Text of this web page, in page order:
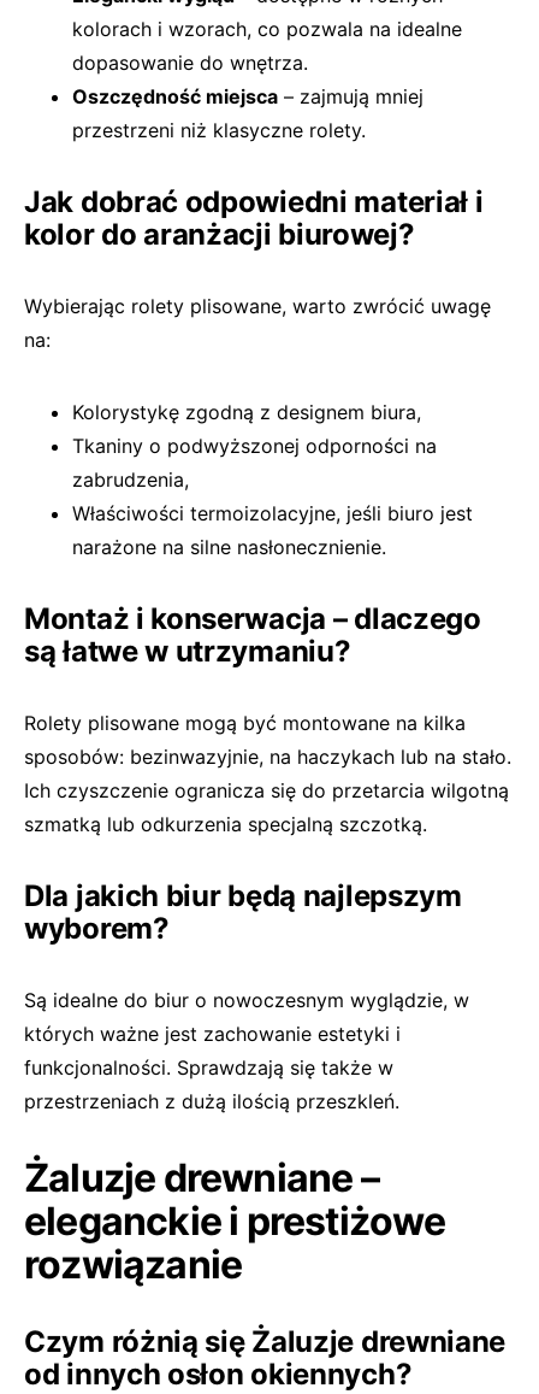
kolorach i wzorach, co pozwala na idealne
dopasowanie do wnętrza.
Oszczędność miejsca – zajmują mniej
przestrzeni niż klasyczne rolety.
Jak dobrać odpowiedni materiał i
kolor do aranżacji biurowej?
Wybierając rolety plisowane, warto zwrócić uwagę
na:
Kolorystykę zgodną z designem biura,
Tkaniny o podwyższonej odporności na
zabrudzenia,
Właściwości termoizolacyjne, jeśli biuro jest
narażone na silne nasłonecznienie.
Montaż i konserwacja – dlaczego
są łatwe w utrzymaniu?
Rolety plisowane mogą być montowane na kilka
sposobów: bezinwazyjnie, na haczykach lub na stało.
Ich czyszczenie ogranicza się do przetarcia wilgotną
szmatką lub odkurzenia specjalną szczotką.
Dla jakich biur będą najlepszym
wyborem?
Są idealne do biur o nowoczesnym wyglądzie, w
których ważne jest zachowanie estetyki i
funkcjonalności. Sprawdzają się także w
przestrzeniach z dużą ilością przeszkleń.
Żaluzje drewniane –
eleganckie i prestiżowe
rozwiązanie
Czym różnią się Żaluzje drewniane
od innych osłon okiennych?